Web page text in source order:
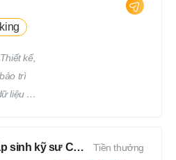
kế,
trì
liệu /
dưới
Tuyển dụng thực tập sinh kỹ sư CNTT
Tiền thưởng